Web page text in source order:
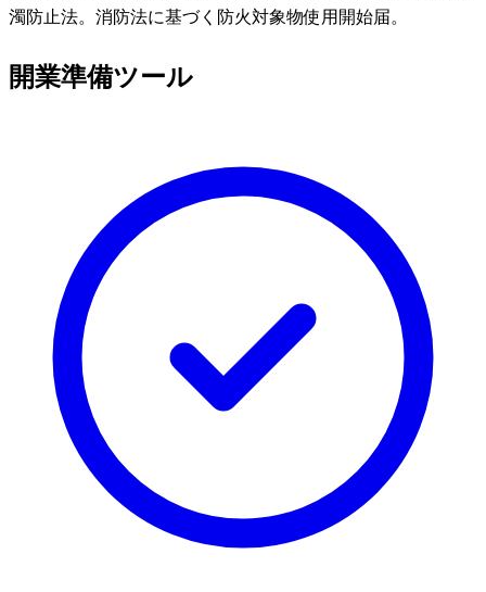
濁防止法。消防法に基づく防火対象物使用開始届。
開業準備ツール